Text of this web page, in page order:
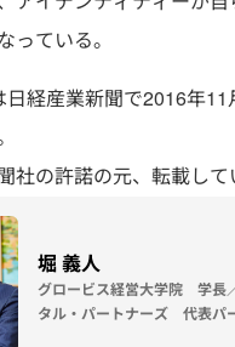
っている。
日経産業新聞で2016年
社の許諾の元、転載して
堀 義人
グロービス経営大学院 学長
タル・パートナーズ 代表パ